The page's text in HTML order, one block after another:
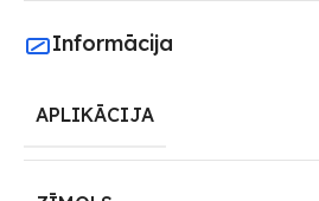
Informācija
APLIKĀCIJA